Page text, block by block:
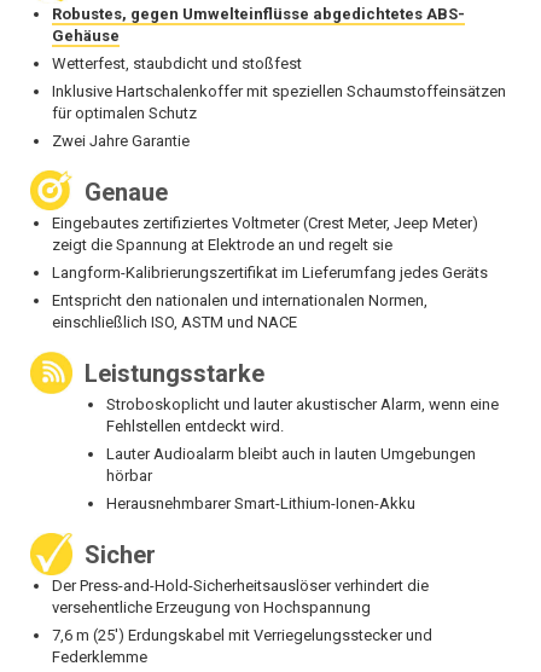
Robustes, gegen Umwelteinflüsse abgedichtetes ABS-
Gehäuse
Wetterfest, staubdicht und stoßfest
Inklusive Hartschalenkoffer mit speziellen Schaumstoffeinsätzen
für optimalen Schutz
Zwei Jahre Garantie
Genaue
Eingebautes zertifiziertes Voltmeter (Crest Meter, Jeep Meter)
zeigt die Spannung at Elektrode an und regelt sie
Langform-Kalibrierungszertifikat im Lieferumfang jedes Geräts
Entspricht den nationalen und internationalen Normen,
einschließlich ISO, ASTM und NACE
Leistungsstarke
Stroboskoplicht und lauter akustischer Alarm, wenn eine
Fehlstellen entdeckt wird.
Lauter Audioalarm bleibt auch in lauten Umgebungen
hörbar
Herausnehmbarer Smart-Lithium-Ionen-Akku
Sicher
Der Press-and-Hold-Sicherheitsauslöser verhindert die
versehentliche Erzeugung von Hochspannung
7,6 m (25') Erdungskabel mit Verriegelungsstecker und
Federklemme